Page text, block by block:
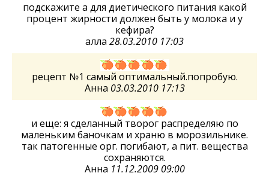
подскажите а для диетического питания какой
процент жирности должен быть у молока и у
кефира?
алла 28.03.2010 17:03
рецепт №1 самый оптимальный.попробую.
Анна 03.03.2010 17:13
и еще: я сделанный творог распределяю по
маленьким баночкам и храню в морозильнике.
так патогенные орг. погибают, а пит. вещества
сохраняются.
Анна 11.12.2009 09:00